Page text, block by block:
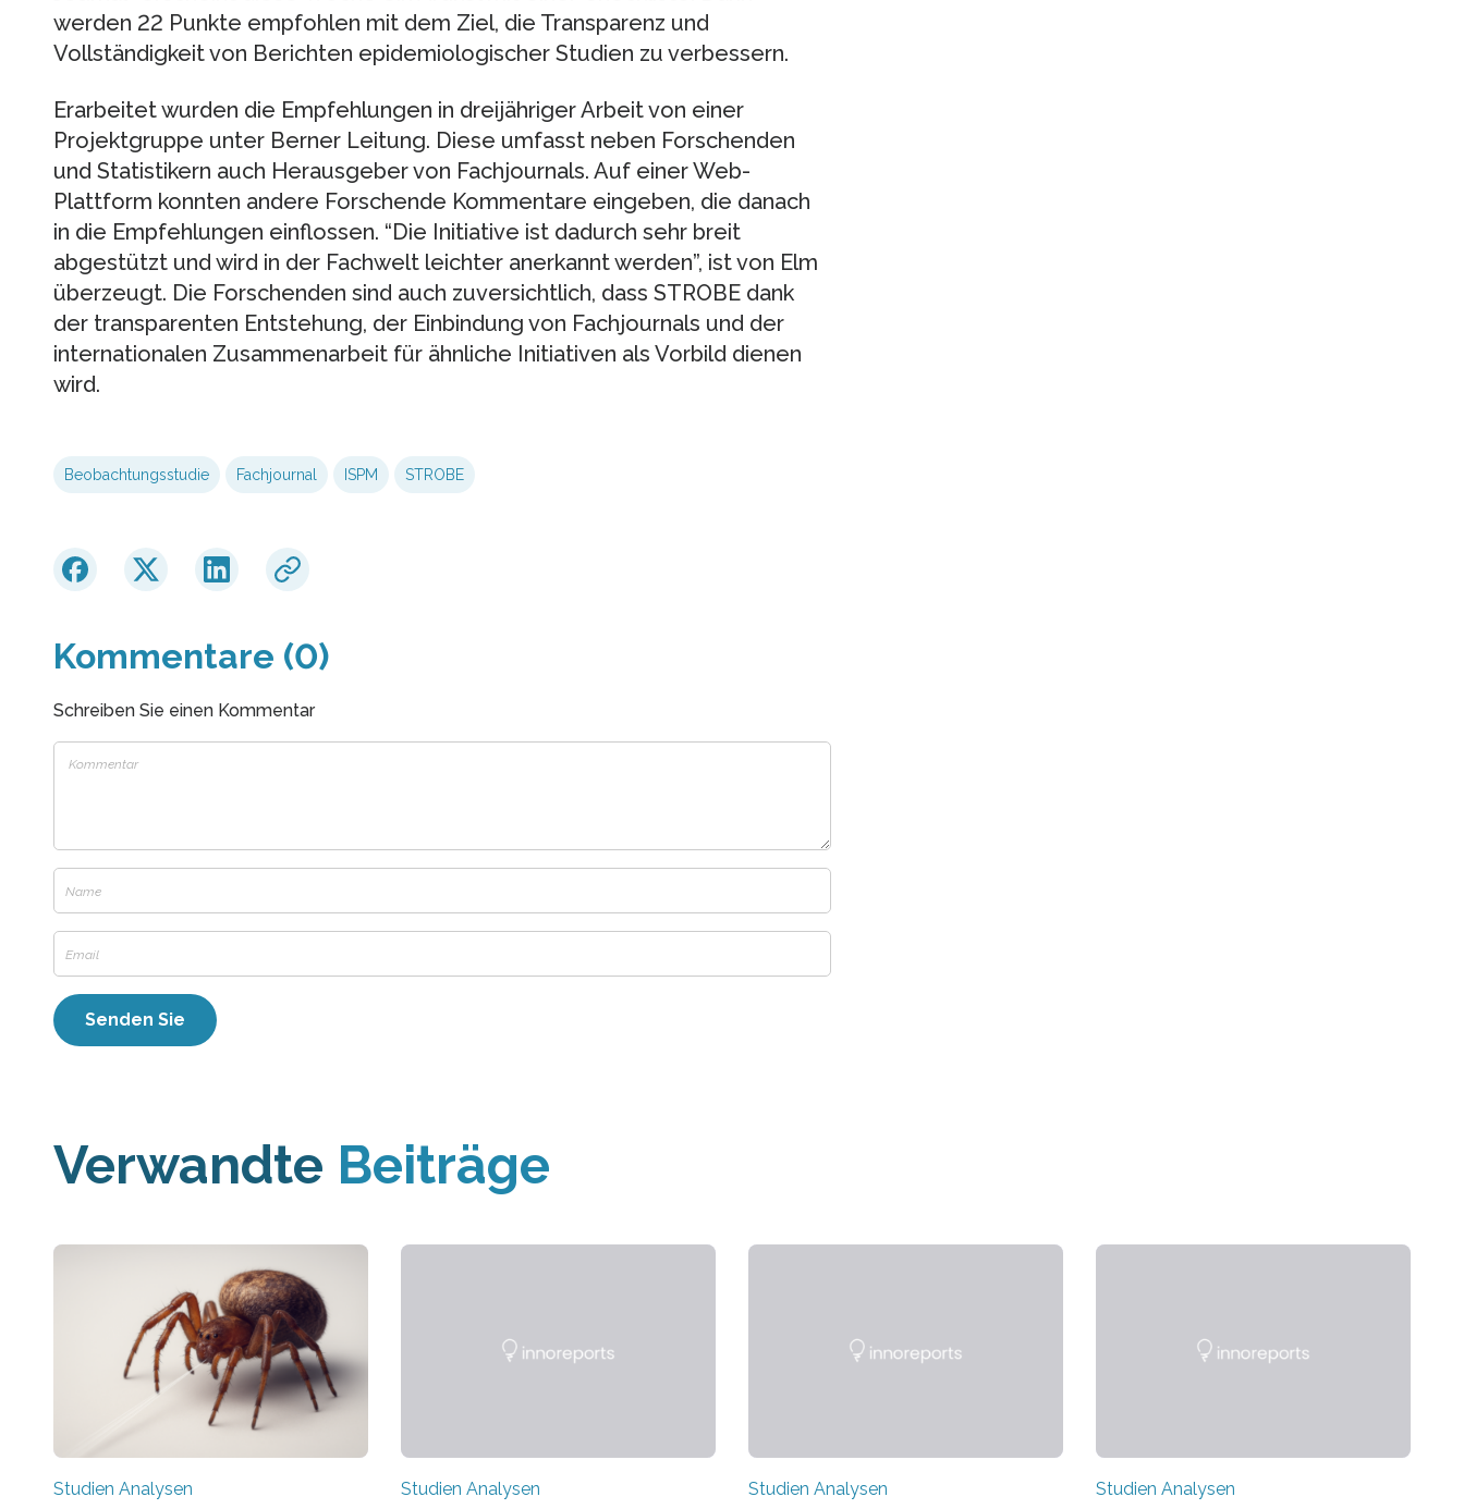
werden 22 Punkte empfohlen mit dem Ziel, die Transparenz und
Vollständigkeit von Berichten epidemiologischer Studien zu verbessern.
Erarbeitet wurden die Empfehlungen in dreijähriger Arbeit von einer
Projektgruppe unter Berner Leitung. Diese umfasst neben Forschenden
und Statistikern auch Herausgeber von Fachjournals. Auf einer Web-
Plattform konnten andere Forschende Kommentare eingeben, die danach
in die Empfehlungen einflossen. “Die Initiative ist dadurch sehr breit
abgestützt und wird in der Fachwelt leichter anerkannt werden”, ist von Elm
überzeugt. Die Forschenden sind auch zuversichtlich, dass STROBE dank
der transparenten Entstehung, der Einbindung von Fachjournals und der
internationalen Zusammenarbeit für ähnliche Initiativen als Vorbild dienen
wird.
Beobachtungsstudie Fachjournal ISPM STROBE
Kommentare (0)
Schreiben Sie einen Kommentar
Verwandte Beiträge
Studien Analysen Studien Analysen Studien Analysen Studien Analysen